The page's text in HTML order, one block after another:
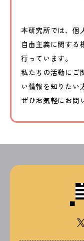
本研究所では、個
自由主義に関する
行っています。
私たちの活動にご
い情報を知りたい
ぜひお気軽にお問